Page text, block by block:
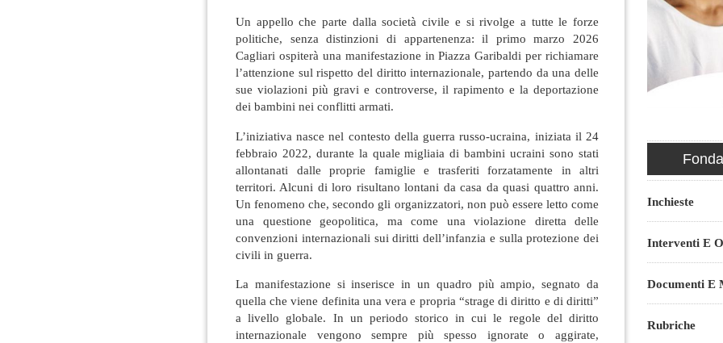
Un appello che parte dalla società civile e si rivolge a tutte le forze
politiche, senza distinzioni di appartenenza: il primo marzo 2026
Cagliari ospiterà una manifestazione in Piazza Garibaldi per richiamare
l’attenzione sul rispetto del diritto internazionale, partendo da una delle
sue violazioni più gravi e controverse, il rapimento e la deportazione
dei bambini nei conflitti armati.
L’iniziativa nasce nel contesto della guerra russo-ucraina, iniziata il 24
febbraio 2022, durante la quale migliaia di bambini ucraini sono stati
allontanati dalle proprie famiglie e trasferiti forzatamente in altri
territori. Alcuni di loro risultano lontani da casa da quasi quattro anni.
Un fenomeno che, secondo gli organizzatori, non può essere letto come
una questione geopolitica, ma come una violazione diretta delle
convenzioni internazionali sui diritti dell’infanzia e sulla protezione dei
civili in guerra.
La manifestazione si inserisce in un quadro più ampio, segnato da
quella che viene definita una vera e propria “strage di diritto e di diritti”
a livello globale. In un periodo storico in cui le regole del diritto
internazionale vengono sempre più spesso ignorate o aggirate,
Inchieste
Interventi E
Documenti E
Rubriche